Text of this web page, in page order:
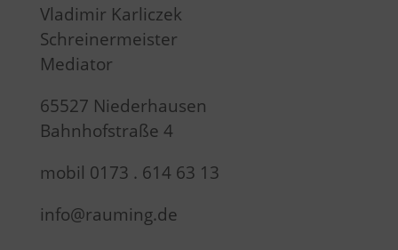
Vladimir Karliczek
Schreinermeister
Mediator
65527 Niederhausen
Bahnhofstraße 4
mobil 0173 . 614 63 13
info@rauming.de